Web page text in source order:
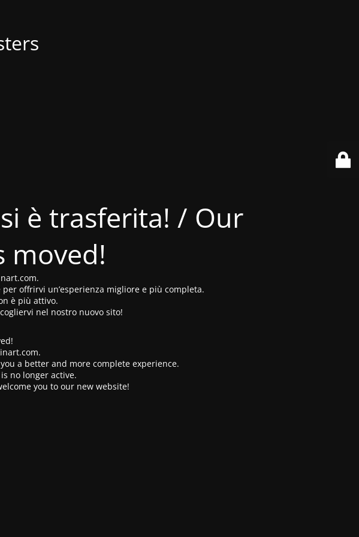
è trasferita! / Our
moved!
offrirvi un’esperienza migliore e più completa.
è più attivo.
nel nostro nuovo sito!
a better and more complete experience.
no longer active.
you to our new website!